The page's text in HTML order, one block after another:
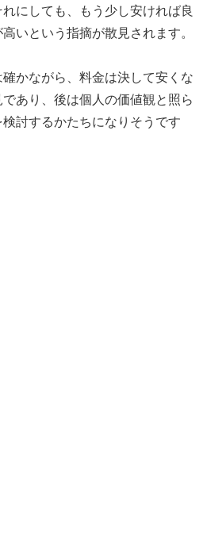
にしても、もう少し安ければ良
いという指摘が散見されます。
かながら、料金は決して安くな
あり、後は個人の価値観と照ら
討するかたちになりそうです